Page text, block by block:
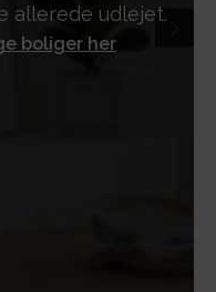
allerede udlejet.
boliger her